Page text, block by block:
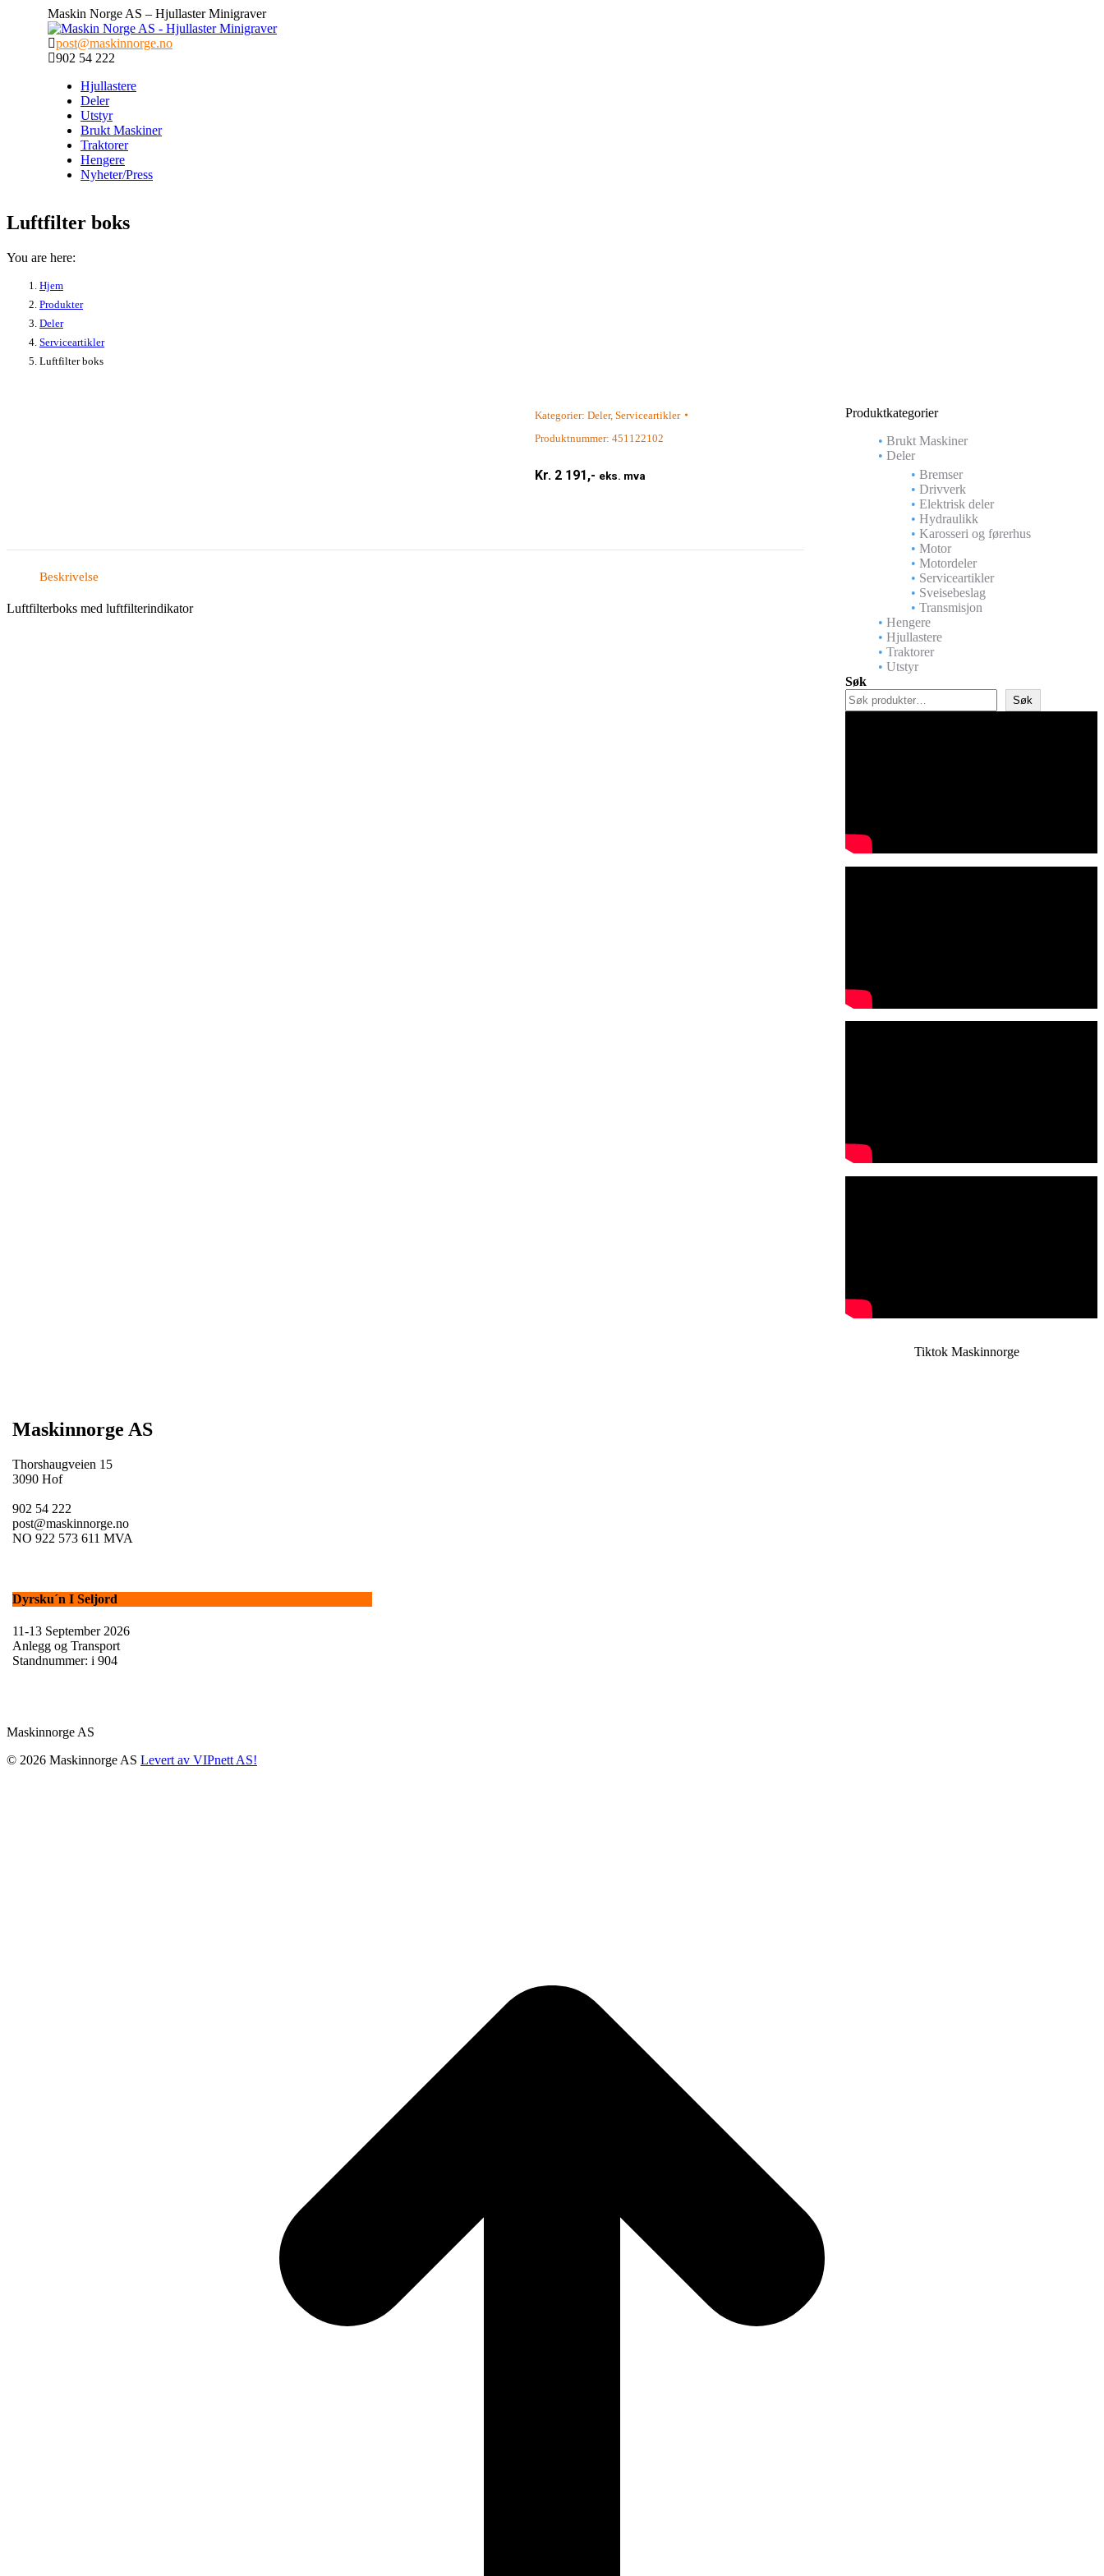
Maskin Norge AS – Hjullaster Minigraver
post@maskinnorge.no
902 54 222
Hjullastere
Deler
Utstyr
Brukt Maskiner
Traktorer
Hengere
Nyheter/Press
Luftfilter boks
You are here:
Hjem
Produkter
Deler
Serviceartikler
Luftfilter boks
Kategorier: Deler, Serviceartikler
Produktnummer: 451122102
Kr. 2 191,- eks. mva
Beskrivelse
Luftfilterboks med luftfilterindikator
Produktkategorier
Brukt Maskiner
Deler
Bremser
Drivverk
Elektrisk deler
Hydraulikk
Karosseri og førerhus
Motor
Motordeler
Serviceartikler
Sveisebeslag
Transmisjon
Hengere
Hjullastere
Traktorer
Utstyr
Søk
Søk
Tiktok Maskinnorge
Maskinnorge AS
Thorshaugveien 15
3090 Hof
902 54 222
post@maskinnorge.no
NO 922 573 611 MVA
Dyrsku´n I Seljord
11-13 September 2026
Anlegg og Transport
Standnummer: i 904
Maskinnorge AS
© 2026 Maskinnorge AS Levert av VIPnett AS!